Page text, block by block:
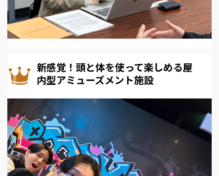
新感覚！頭と体を使って楽しめる屋
内型アミューズメント施設